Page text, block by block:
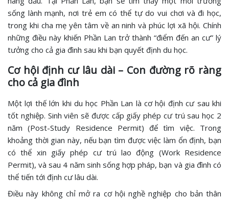
sống lành mạnh, nơi trẻ em có thể tự do vui chơi và đi học,
trong khi cha mẹ yên tâm về an ninh và phúc lợi xã hội. Chính
những điều này khiến Phần Lan trở thành “điểm đến an cư” lý
tưởng cho cả gia đình sau khi bạn quyết định du học.
Cơ hội định cư lâu dài – Con đường rõ ràng
cho cả gia đình
Một lợi thế lớn khi du học Phần Lan là cơ hội định cư sau khi
tốt nghiệp. Sinh viên sẽ được cấp giấy phép cư trú sau học 2
năm (Post-Study Residence Permit) để tìm việc. Trong
khoảng thời gian này, nếu bạn tìm được việc làm ổn định, bạn
có thể xin giấy phép cư trú lao động (Work Residence
Permit), và sau 4 năm sinh sống hợp pháp, bạn và gia đình có
thể tiến tới định cư lâu dài.
Điều này không chỉ mở ra cơ hội nghề nghiệp cho bản thân